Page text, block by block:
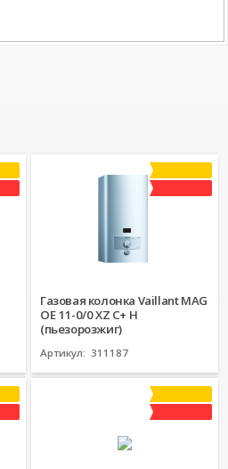
Газовая колонка Vaillant MAG
OE 11-0/0 XZ C+ H
(пьезорозжиг)
Артикул: 311187